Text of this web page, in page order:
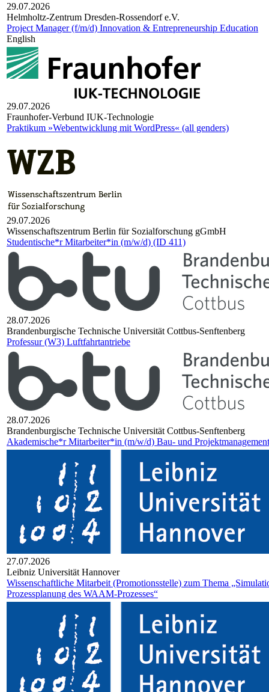
29.07.2026
Helm­holtz-Zen­trum Dres­den-Ros­sen­dorf e.V.
Project Manager (f/m/d) Innovation & Entrepreneurship Education
English
29.07.2026
Fraunhofer-Verbund IUK-Technologie
Praktikum »Webentwicklung mit WordPress« (all genders)
29.07.2026
Wis­sen­schafts­zen­trum Ber­lin für Sozi­al­for­schung gGmbH
Studentische*r Mitarbeiter*in (m/w/d) (ID 411)
28.07.2026
Bran­den­bur­gi­sche Tech­ni­sche Uni­ver­si­tät Cott­bus-Senf­ten­berg
Professur (W3) Luftfahrtantriebe
28.07.2026
Bran­den­bur­gi­sche Tech­ni­sche Uni­ver­si­tät Cott­bus-Senf­ten­berg
Akademische*r Mitarbeiter*in (m/w/d) Bau- und Projektmanagement
27.07.2026
Leib­niz Uni­ver­si­tät Han­no­ver
Wissenschaftliche Mitarbeit (Promotionsstelle) zum Thema
Prozessplanung des WAAM-Prozesses“